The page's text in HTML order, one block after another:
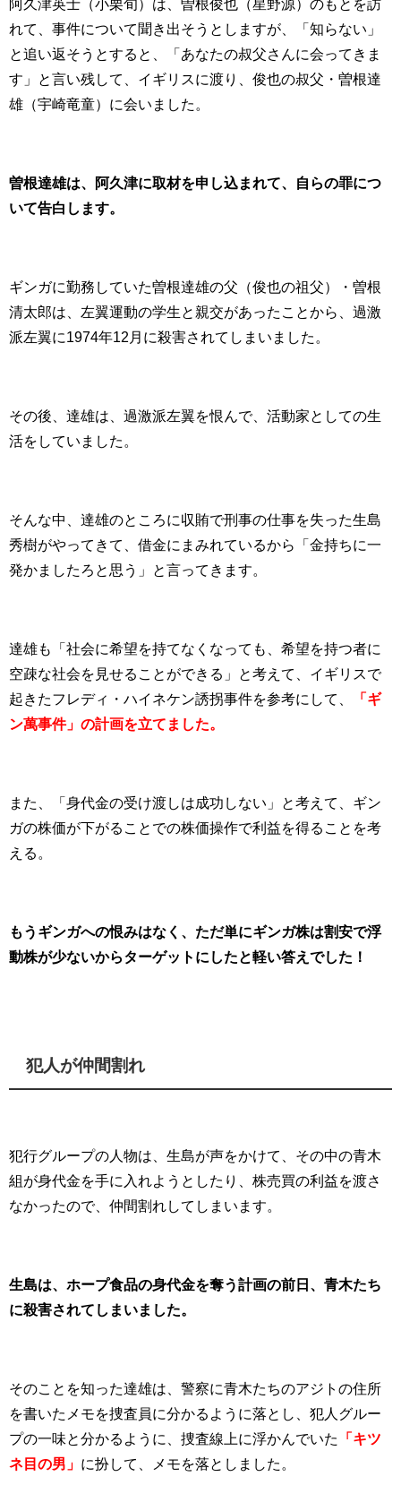
阿久津英士（小栗旬）は、曽根俊也（星野源）のもとを訪
れて、事件について聞き出そうとしますが、「知らない」
と追い返そうとすると、「あなたの叔父さんに会ってきま
す」と言い残して、イギリスに渡り、俊也の叔父・曽根達
雄（宇崎竜童）に会いました。
曽根達雄は、阿久津に取材を申し込まれて、自らの罪につ
いて告白します。
ギンガに勤務していた曽根達雄の父（俊也の祖父）・曽根
清太郎は、左翼運動の学生と親交があったことから、過激
派左翼に1974年12月に殺害されてしまいました。
その後、達雄は、過激派左翼を恨んで、活動家としての生
活をしていました。
そんな中、達雄のところに収賄で刑事の仕事を失った生島
秀樹がやってきて、借金にまみれているから「金持ちに一
発かましたろと思う」と言ってきます。
達雄も「社会に希望を持てなくなっても、希望を持つ者に
空疎な社会を見せることができる」と考えて、イギリスで
起きたフレディ・ハイネケン誘拐事件を参考にして、
「ギ
ン萬事件」の計画を立てました。
また、「身代金の受け渡しは成功しない」と考えて、ギン
ガの株価が下がることでの株価操作で利益を得ることを考
える。
もうギンガへの恨みはなく、ただ単にギンガ株は割安で浮
動株が少ないからターゲットにしたと軽い答えでした！
犯人が仲間割れ
犯行グループの人物は、生島が声をかけて、その中の青木
組が身代金を手に入れようとしたり、株売買の利益を渡さ
なかったので、仲間割れしてしまいます。
生島は、ホープ食品の身代金を奪う計画の前日、青木たち
に殺害されてしまいました。
そのことを知った達雄は、警察に青木たちのアジトの住所
を書いたメモを捜査員に分かるように落とし、犯人グルー
プの一味と分かるように、捜査線上に浮かんでいた
「キツ
ネ目の男」 に扮して、メモを落としました。